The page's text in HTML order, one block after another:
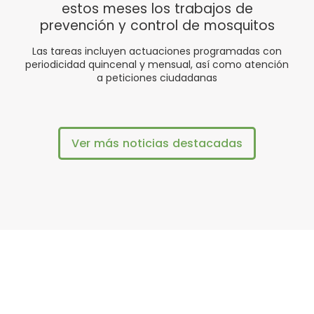
estos meses los trabajos de
prevención y control de mosquitos
Las tareas incluyen actuaciones programadas con
periodicidad quincenal y mensual, así como atención
a peticiones ciudadanas
Ver más noticias destacadas